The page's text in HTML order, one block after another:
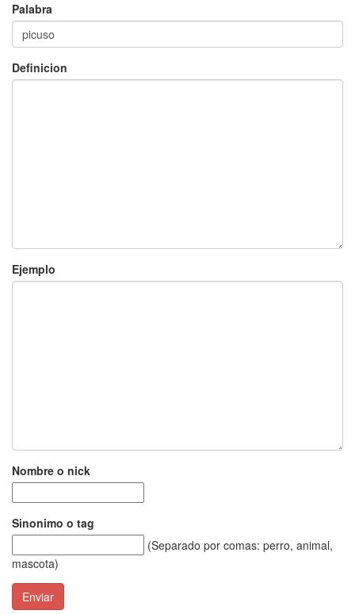
Palabra
Definicion
Ejemplo
Nombre o nick
Sinonimo o tag
(Separado por comas: perro, animal,
mascota)
Enviar